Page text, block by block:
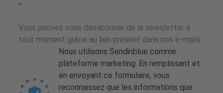
Vous pouvez vous désabonner de la newsletter à
tout moment grâce au lien présent dans nos e-mails.
Nous utilisons Sendinblue comme
plateforme marketing. En remplissant et
en envoyant ce formulaire, vous
reconnaissez que les informations que